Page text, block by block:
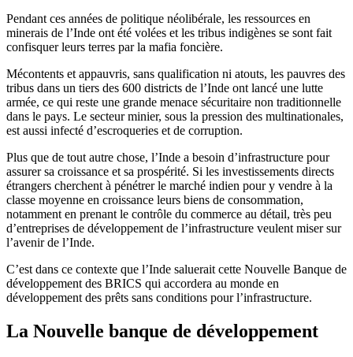
Pendant ces années de politique néolibérale, les ressources en
minerais de l’Inde ont été volées et les tribus indigènes se sont fait
confisquer leurs terres par la mafia foncière.
Mécontents et appauvris, sans qualification ni atouts, les pauvres des
tribus dans un tiers des 600 districts de l’Inde ont lancé une lutte
armée, ce qui reste une grande menace sécuritaire non traditionnelle
dans le pays. Le secteur minier, sous la pression des multinationales,
est aussi infecté d’escroqueries et de corruption.
Plus que de tout autre chose, l’Inde a besoin d’infrastructure pour
assurer sa croissance et sa prospérité. Si les investissements directs
étrangers cherchent à pénétrer le marché indien pour y vendre à la
classe moyenne en croissance leurs biens de consommation,
notamment en prenant le contrôle du commerce au détail, très peu
d’entreprises de développement de l’infrastructure veulent miser sur
l’avenir de l’Inde.
C’est dans ce contexte que l’Inde saluerait cette Nouvelle Banque de
développement des BRICS qui accordera au monde en
développement des prêts sans conditions pour l’infrastructure.
La Nouvelle banque de développement